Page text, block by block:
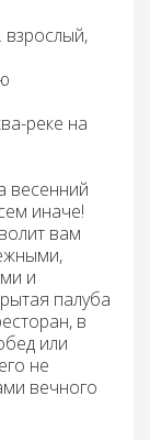
взрослый,
реке на
весенний
иначе!
вам
и
палуба
в
или
не
вечного